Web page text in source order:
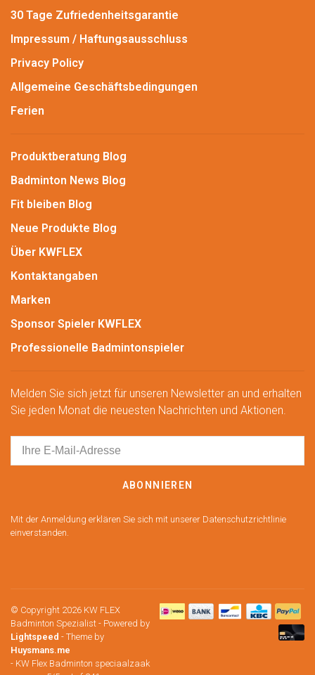
30 Tage Zufriedenheitsgarantie
Impressum / Haftungsausschluss
Privacy Policy
Allgemeine Geschäftsbedingungen
Ferien
Produktberatung Blog
Badminton News Blog
Fit bleiben Blog
Neue Produkte Blog
Über KWFLEX
Kontaktangaben
Marken
Sponsor Spieler KWFLEX
Professionelle Badmintonspieler
Melden Sie sich jetzt für unseren Newsletter an und erhalten
Sie jeden Monat die neuesten Nachrichten und Aktionen.
ABONNIEREN
Mit der Anmeldung erklären Sie sich mit unserer Datenschutzrichtlinie
einverstanden.
© Copyright 2026 KW FLEX
Badminton Spezialist - Powered by
Lightspeed - Theme by
Huysmans.me
- KW Flex Badminton speciaalzaak